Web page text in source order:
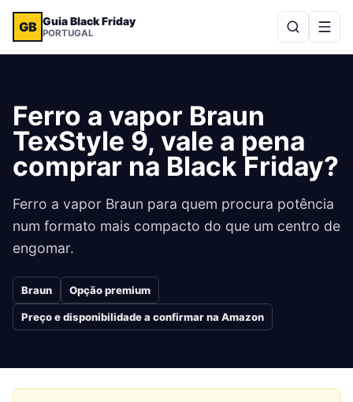
GB Guia Black Friday
PORTUGAL
Ferro a vapor Braun
TexStyle 9, vale a pena
comprar na Black Friday?
Ferro a vapor Braun para quem procura potência
num formato mais compacto do que um centro de
engomar.
Braun Opção premium
Preço e disponibilidade a confirmar na Amazon